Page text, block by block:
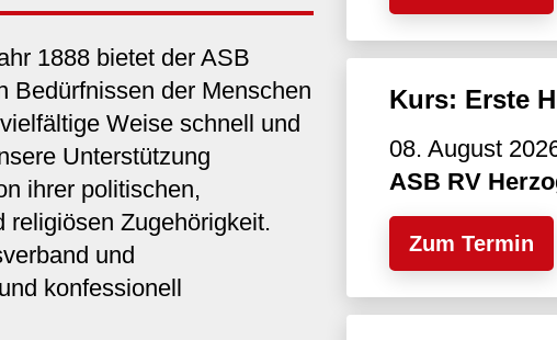
1888 bietet der ASB
Bedürfnissen der Menschen
Weise schnell und
Unterstützung
ihrer politischen,
religiösen Zugehörigkeit.
und
konfessionell
Kurs: Erste
08. August
ASB RV
Zum Termin